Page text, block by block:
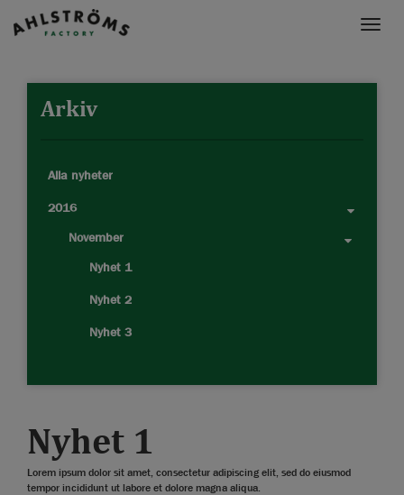
Toggle
Arkiv
Alla nyheter
2016
November
Nyhet 1
Nyhet 2
Nyhet 3
Nyhet 1
Lorem ipsum dolor sit amet, consectetur adipiscing elit, sed do eiusmod
tempor incididunt ut labore et dolore magna aliqua.